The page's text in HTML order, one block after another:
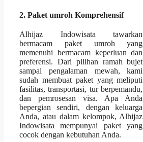
2. Paket umroh Komprehensif
Alhijaz Indowisata tawarkan
bermacam paket umroh yang
memenuhi bermacam keperluan dan
preferensi. Dari pilihan ramah bujet
sampai pengalaman mewah, kami
sudah membuat paket yang meliputi
fasilitas, transportasi, tur berpemandu,
dan pemrosesan visa. Apa Anda
bepergian sendiri, dengan keluarga
Anda, atau dalam kelompok, Alhijaz
Indowisata mempunyai paket yang
cocok dengan kebutuhan Anda.